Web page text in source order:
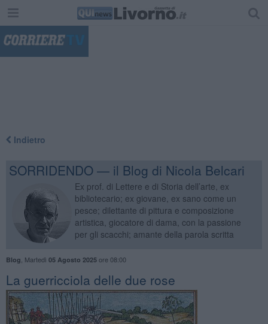
Indietro
SORRIDENDO — il Blog di Nicola Belcari
Ex prof. di Lettere e di Storia dell’arte, ex
bibliotecario; ex giovane, ex sano come un
pesce; dilettante di pittura e composizione
artistica, giocatore di dama, con la passione
per gli scacchi; amante della parola scritta
Blog Martedì 05 Agosto 2025ore 08:00
La guerricciola delle due rose